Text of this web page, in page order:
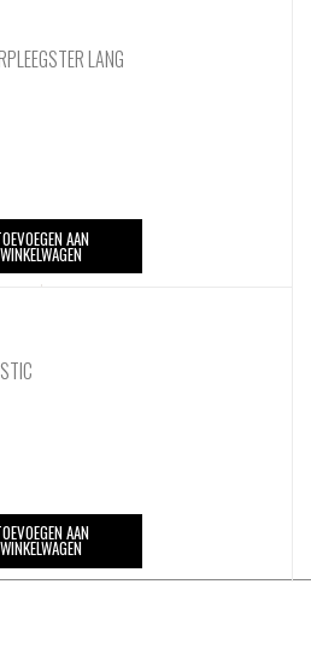
LANG
AAN
WINKELWAGEN
AAN
WINKELWAGEN